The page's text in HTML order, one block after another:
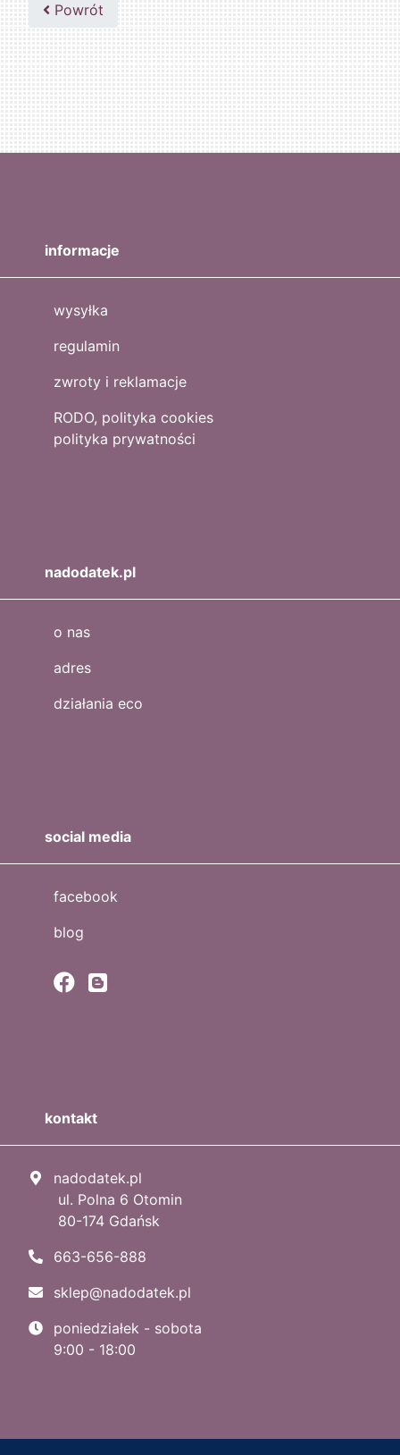
Powrót
informacje
wysyłka
regulamin
zwroty i reklamacje
RODO, polityka cookies
polityka prywatności
nadodatek.pl
o nas
adres
działania eco
social media
facebook
blog
kontakt
nadodatek.pl
ul. Polna 6 Otomin
80-174 Gdańsk
663-656-888
sklep@nadodatek.pl
poniedziałek - sobota
9:00 - 18:00